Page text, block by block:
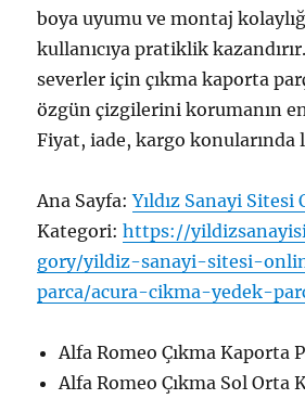
boya uyumu ve montaj
kullanıcıya pratiklik
severler için çıkma kaporta
özgün çizgilerini korumanın
Fiyat, iade, kargo konularında
Ana Sayfa:Yıldız Sanayi Sitesi
Kategori:https://
gory/yildiz-sanayi-sitesi-
parca/acura-cikma-yedek-
Alfa Romeo Çıkma Kaporta
Alfa Romeo Çıkma Sol Orta